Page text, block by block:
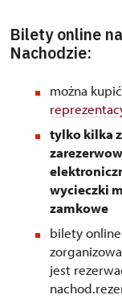
Bilety online
Nachodzie:
można
tylko kilka
wycieczki
zamkowe
bilety
jest